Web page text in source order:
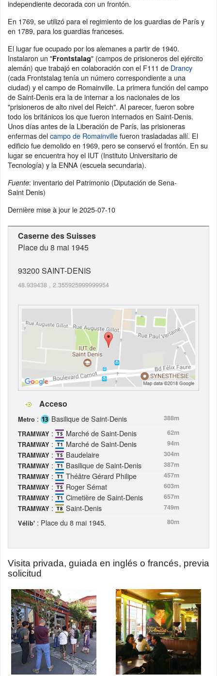
independiente decorada con un frontón.
En 1769, se utilizó para el regimiento de los guardias de París y
en 1789, para los guardias franceses.
El lugar fue ocupado por los alemanes a partir de 1940.
Instalaron un "Frontstalag" (campos de prisioneros del ejército
alemán) que trabajó en colaboración con el F111 de Drancy
(cada Frontstalag tenía un número correspondiente a una
ciudad) y el campo de Romainville. La primera función del campo
de Saint-Denis era la de internar a los nacionales de los
"prisioneros de alto nivel del Reich". Al parecer, fueron sobre
todo los británicos los que fueron internados en Saint-Denis.
Unos días antes de la Liberación de París, las prisioneras
enfermas delcampo de Romainvillefueron trasladadas allí. El
edificio fue demolido en 1969, pero se conservó el frontón. En su
lugar se encuentra hoy el IUT (Instituto Universitario de
Tecnología) y la ENNA (escuela secundaria).
Fuente: inventario del Patrimonio (Diputación de Sena-
Saint Denis)
Dernière mise à jour le2025-07-10
Caserne des Suisses
Place du 8 mai 1945
93200 SAINT-DENIS
48.939438 , 2.355925999999954
Acceso
Metro : Basilique de Saint-Denis
388m
TRAMWAY : Marché de Saint-Denis
62m
TRAMWAY : Marché de Saint-Denis
94m
TRAMWAY : Baudelaire
304m
TRAMWAY : Basilique de Saint-Denis
387m
TRAMWAY : Théâtre Gérard Philipe
457m
TRAMWAY : Roger Sémat
603m
TRAMWAY : Cimetière de Saint-Denis
657m
TRAMWAY : Saint-Denis
749m
Vélib' : Place du 8 mai 1945. 80m
Visita privada, guiada en inglés o francés, previa
solicitud